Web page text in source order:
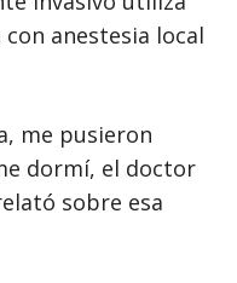
anestesia local
me pusieron
dormí, el doctor
sobre esa